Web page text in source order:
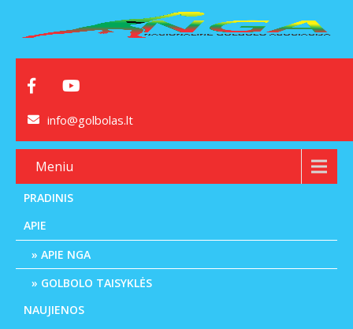
info@golbolas.lt
Meniu
PRADINIS
APIE
APIE NGA
GOLBOLO TAISYKLĖS
NAUJIENOS